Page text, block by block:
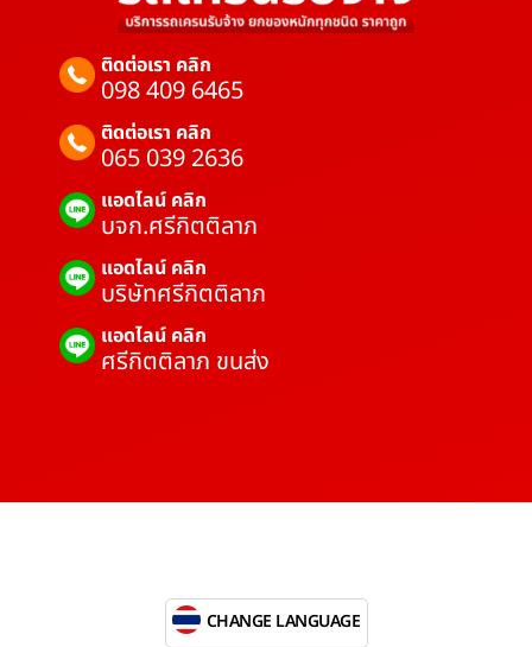
ติดต่อเรา คลิก
098 409 6465
ติดต่อเรา คลิก
065 039 2636
แอดไลน์ คลิก
บจก.ศรีกิตติลาภ
แอดไลน์ คลิก
บริษัทศรีกิตติลาภ
แอดไลน์ คลิก
ศรีกิตติลาภ ขนส่ง
CHANGE LANGUAGE